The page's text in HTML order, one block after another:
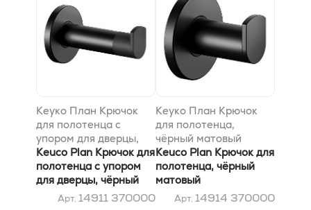
Кеуко План Крючок
для полотенца с
упором для дверцы,
чёрный матовый
Keuco Plan Крючок для
полотенца с упором
для дверцы, чёрный
матовый
Арт. 14911 370000
Кеуко План Крючок
для полотенца,
чёрный матовый
Keuco Plan Крючок для
полотенца, чёрный
матовый
Арт. 14914 370000